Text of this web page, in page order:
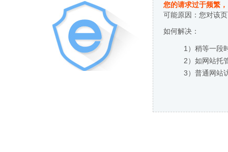
您的请求过于频繁
可能原因：您对该
如何解决：
1）稍等一段
2）如网站托
3）普通网站